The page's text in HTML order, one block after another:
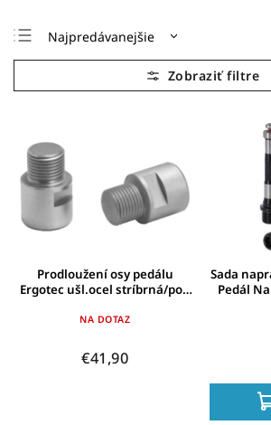
Najpredávanejšie
Najlacnejšie
Najdrahšie
Prodloužení osy pedálu
Ergotec ušl.ocel stríbrná/pol.
NA DOTAZ
€41,90
Sada
Pedál